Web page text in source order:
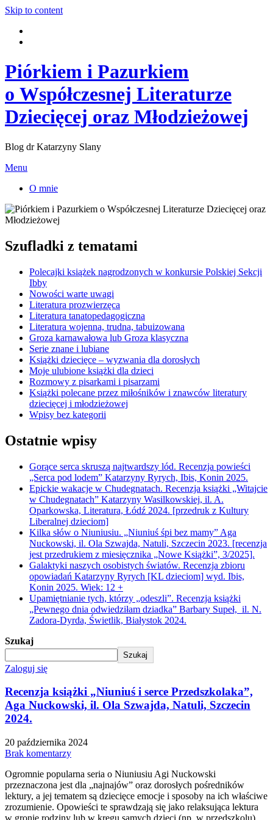
Skip to content
Piórkiem i Pazurkiem
o Współczesnej Literaturze
Dziecięcej oraz Młodzieżowej
Blog dr Katarzyny Slany
Menu
O mnie
Szufladki z tematami
Polecajki książek nagrodzonych w konkursie Polskiej Sekcji
Ibby
Nowości warte uwagi
Literatura prozwierzęca
Literatura tanatopedagogiczna
Literatura wojenna, trudna, tabuizowana
Groza karnawałowa lub Groza klasyczna
Serie znane i lubiane
Książki dziecięce – wyzwania dla dorosłych
Moje ulubione książki dla dzieci
Rozmowy z pisarkami i pisarzami
Książki polecane przez miłośników i znawców literatury
dziecięcej i młodzieżowej
Wpisy bez kategorii
Ostatnie wpisy
Gorące serca skruszą najtwardszy lód. Recenzja powieści
„Serca pod lodem” Katarzyny Ryrych, Ibis, Konin 2025.
Epickie wakacje w Chudegnatach. Recenzja książki „Witajcie
w Chudegnatach” Katarzyny Wasilkowskiej, il. A.
Oparkowska, Literatura, Łódź 2024. [przedruk z Kultury
Liberalnej dzieciom]
Kilka słów o Niuniusiu. „Niuniuś śpi bez mamy” Aga
Nuckowski, il. Ola Szwajda, Natuli, Szczecin 2023. [recenzja
jest przedrukiem z miesięcznika „Nowe Książki”, 3/2025].
Galaktyki naszych osobistych światów. Recenzja zbioru
opowiadań Katarzyny Ryrych [KL dzieciom] wyd. Ibis,
Konin 2025. Wiek: 12 +
Upamiętnianie tych, którzy „odeszli”. Recenzja książki
„Pewnego dnia odwiedziłam dziadka” Barbary Supeł, il. N.
Zadora-Dyrda, Świetlik, Białystok 2024.
Szukaj
Szukaj
Zaloguj się
Recenzja książki „Niuniuś i serce Przedszkolaka”,
Aga Nuckowski, il. Ola Szwajda, Natuli, Szczecin
2024.
20 października 2024
Brak komentarzy
Ogromnie popularna seria o Niuniusiu Agi Nuckowski
przeznaczona jest dla „najnajów” oraz dorosłych pośredników
lektury, a jej tematem są dziecięce emocje i sposoby na ich właściwe
zrozumienie. Opowieści te sprawdzają się jako relaksująca lektura
w gronie rodziny lub w kręgu samych dzieci (np. w przedszkolu),